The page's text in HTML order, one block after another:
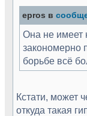
epros в
Она не имеет
закономерно
борьбе всё
Кстати, может
откуда такая